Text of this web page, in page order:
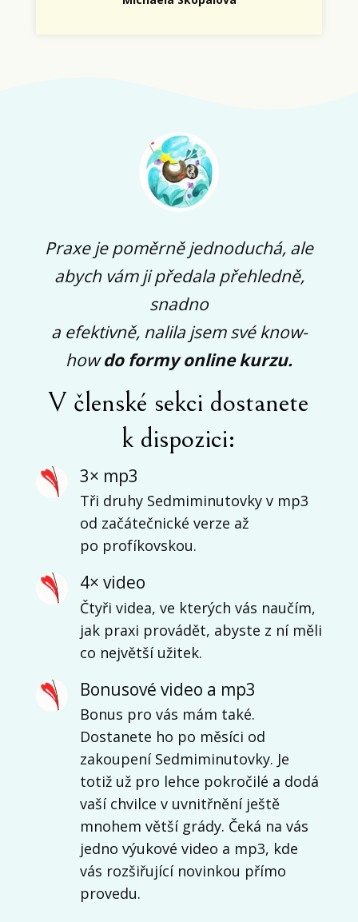
Praxe je poměrně jednoduchá, ale
abych vám ji předala přehledně,
snadno
a efektivně, nalila jsem své know-
howdo formy online kurzu.
V členské sekci dostanete
k dispozici:
3× mp3
Tři druhy Sedmiminutovky v mp3
od začátečnické verze až
po profíkovskou.
4× video
Čtyři videa, ve kterých vás naučím,
jak praxi provádět, abyste z ní měli
co největší užitek.
Bonusové video a mp3
Bonus pro vás mám také.
Dostanete ho po měsíci od
zakoupení Sedmiminutovky. Je
totiž už pro lehce pokročilé a dodá
vaší chvilce v uvnitřnění ještě
mnohem větší grády. Čeká na vás
jedno výukové video a mp3, kde
vás rozšiřující novinkou přímo
provedu.